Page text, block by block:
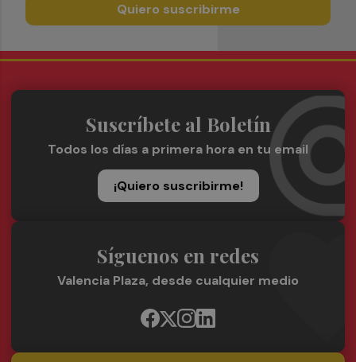
Quiero suscribirme
Suscríbete al Boletín
Todos los días a primera hora en tu email
¡Quiero suscribirme!
Síguenos en redes
Valencia Plaza, desde cualquier medio